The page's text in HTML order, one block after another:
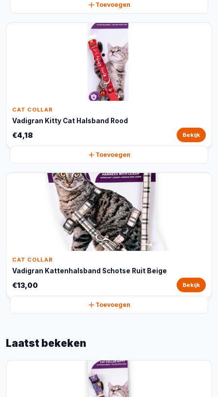
Toevoegen
CAT COLLAR
Vadigran Kitty Cat Halsband Rood
€4,18 Bekijk
Toevoegen
CAT COLLAR
Vadigran Kattenhalsband Schotse Ruit Beige
€13,00 Bekijk
Toevoegen
Laatst bekeken